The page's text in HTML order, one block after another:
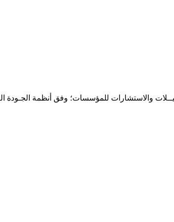
والاستشارات للمؤسسات؛ وفق أنظمة